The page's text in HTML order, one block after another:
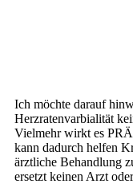
Ich möchte darauf
Herzratenvarbialität
Vielmehr wirkt es
kann dadurch helfen
ärztliche Behandlung
ersetzt keinen Arzt